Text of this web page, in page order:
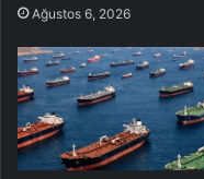
Ağustos 6, 2026